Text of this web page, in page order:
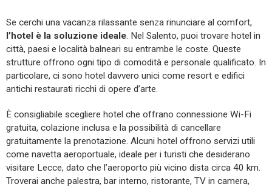
Se cerchi una vacanza rilassante senza rinunciare al comfort,
l’hotel è la soluzione ideale. Nel Salento, puoi trovare hotel in
città, paesi e località balneari su entrambe le coste. Queste
strutture offrono ogni tipo di comodità e personale qualificato. In
particolare, ci sono hotel davvero unici come resort e edifici
antichi restaurati ricchi di opere d’arte.
È consigliabile scegliere hotel che offrano connessione Wi-Fi
gratuita, colazione inclusa e la possibilità di cancellare
gratuitamente la prenotazione. Alcuni hotel offrono servizi utili
come navetta aeroportuale, ideale per i turisti che desiderano
visitare Lecce, dato che l’aeroporto più vicino dista circa 40 km.
Troverai anche palestra, bar interno, ristorante, TV in camera,